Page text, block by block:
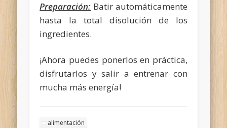
Preparación: Batir automáticamente
hasta la total disolución de los
ingredientes.
¡Ahora puedes ponerlos en práctica,
disfrutarlos y salir a entrenar con
mucha más energía!
alimentación